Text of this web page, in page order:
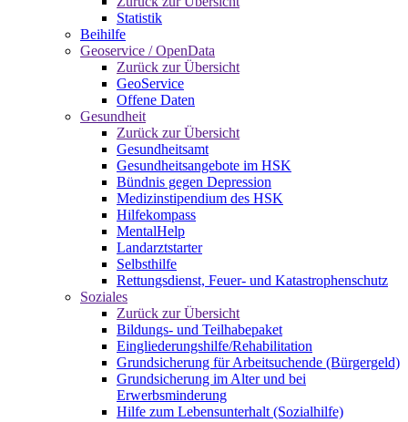
Statistik
Beihilfe
Geoservice / OpenData
Zurück zur Übersicht
GeoService
Offene Daten
Gesundheit
Zurück zur Übersicht
Gesundheitsamt
Gesundheitsangebote im HSK
Bündnis gegen Depression
Medizinstipendium des HSK
Hilfekompass
MentalHelp
Landarztstarter
Selbsthilfe
Rettungsdienst, Feuer- und Katastrophenschutz
Soziales
Zurück zur Übersicht
Bildungs- und Teilhabepaket
Eingliederungshilfe/Rehabilitation
Grundsicherung für Arbeitsuchende (Bürgergeld)
Grundsicherung im Alter und bei
Erwerbsminderung
Hilfe zum Lebensunterhalt (Sozialhilfe)